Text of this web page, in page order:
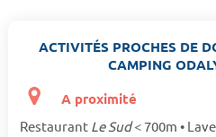
ACTIVITÉS PROCHES DE
CAMPING
A proximité
Restaurant Le Sud< 700m •